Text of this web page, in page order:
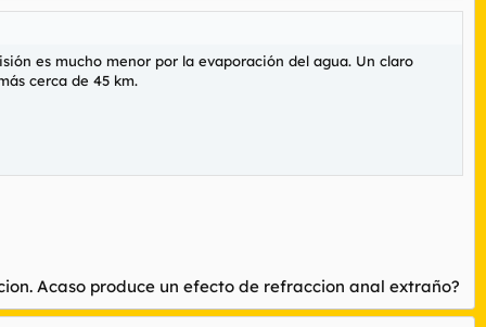
es mucho menor por la evaporación del agua. Un claro
cerca de 45 km.
Acaso produce un efecto de refraccion anal extraño?